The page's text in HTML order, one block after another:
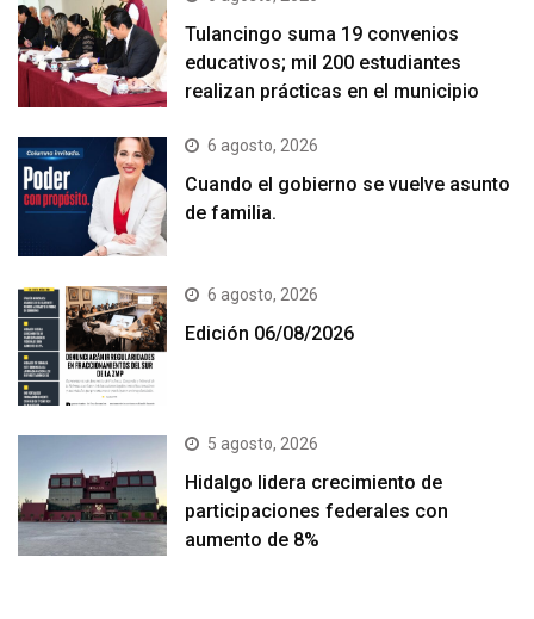
Tulancingo suma 19 convenios
educativos; mil 200 estudiantes
realizan prácticas en el municipio
6 agosto, 2026
Cuando el gobierno se vuelve asunto
de familia.
6 agosto, 2026
Edición 06/08/2026
5 agosto, 2026
Hidalgo lidera crecimiento de
participaciones federales con
aumento de 8%